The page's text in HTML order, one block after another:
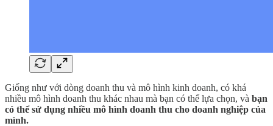
Giống như với dòng doanh thu và mô hình kinh doanh, có khá
nhiều mô hình doanh thu khác nhau mà bạn có thể lựa chọn, và bạn
có thể sử dụng nhiều mô hình doanh thu cho doanh nghiệp của
mình.